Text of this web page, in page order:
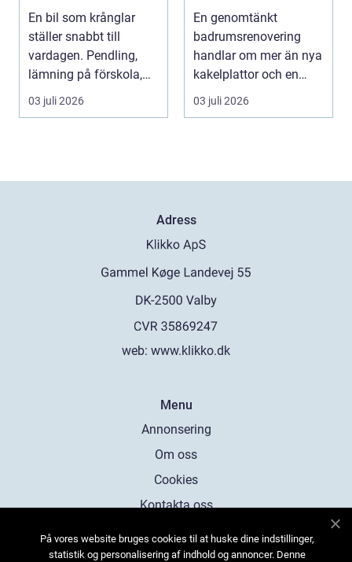
bilen att hålla
längre
En bil som krånglar
ställer snabbt till
vardagen. Pendling,
lämning på förskola,
utflykter och storh...
03 juli 2026
tryggt och hållbart
badrum
En genomtänkt
badrumsrenovering
handlar om mer än nya
kakelplattor och en
modern dusch. För
många bo...
03 juli 2026
Adress
web: www.klikko.dk
Menu
Annonsering
Om oss
Cookies
Kontakta oss
På vores website bruges cookies til at huske dine indstillinger,
statistik og personalisering af indhold og annoncer. Denne